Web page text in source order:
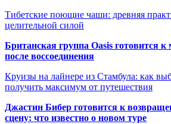
Тибетские поющие чаши: древняя
целительной силой
Британская группа Oasis готовится
после воссоединения
Круизы на лайнере из Стамбула: как
получить максимум от путешествия
Джастин Бибер готовится к
сцену: что известно о новом туре